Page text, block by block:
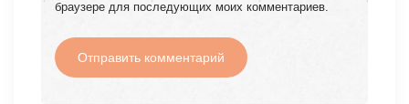
браузере для последующих моих комментариев.